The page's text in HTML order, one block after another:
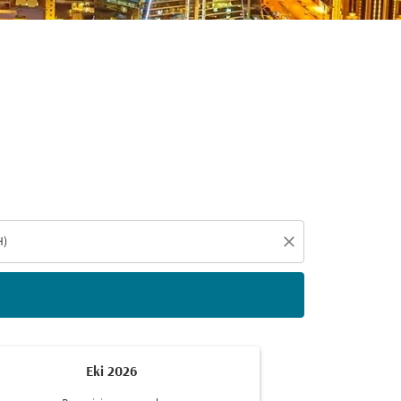
close
Eki 2026